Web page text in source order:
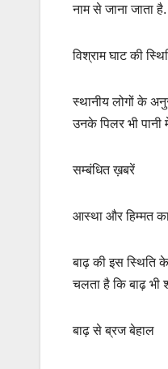
नाम से जाना जाता
विश्राम घाट की
स्थानीय लोगों के
उनके पिलर भी पानी
सम्बंधित ख़बरें
आस्था और हिम्मत
बाढ़ की इस स्थिति
चलता है कि बाढ़ भी
बाढ़ से ब्रज बेहाल